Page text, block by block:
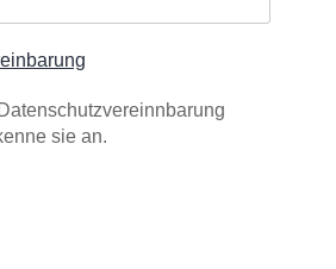
sie an.